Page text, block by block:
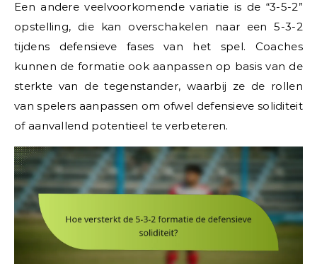
Een andere veelvoorkomende variatie is de “3-5-2”
opstelling, die kan overschakelen naar een 5-3-2
tijdens defensieve fases van het spel. Coaches
kunnen de formatie ook aanpassen op basis van de
sterkte van de tegenstander, waarbij ze de rollen
van spelers aanpassen om ofwel defensieve soliditeit
of aanvallend potentieel te verbeteren.